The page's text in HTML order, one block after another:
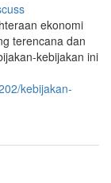
ekonomi
terencana dan
kebijakan ini
kebijakan-